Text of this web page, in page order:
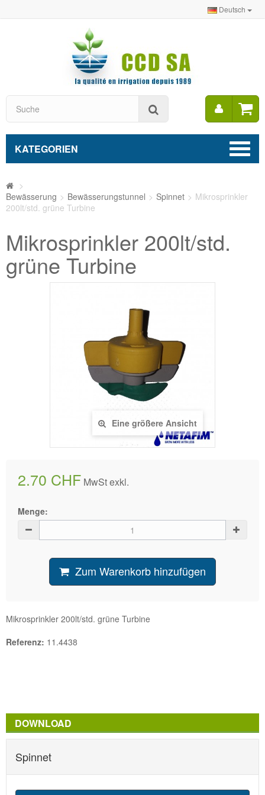
Deutsch
Mein
Konto
KATEGORIEN
>
Bewässerung > Bewässerungstunnel > Spinnet > Mikrosprinkler
200lt/std. grüne Turbine
Mikrosprinkler 200lt/std.
grüne Turbine
Eine größere Ansicht
2.70 CHF MwSt exkl.
Menge:
Zum Warenkorb hinzufügen
Mikrosprinkler 200lt/std. grüne Turbine
Referenz: 11.4438
DOWNLOAD
Spinnet